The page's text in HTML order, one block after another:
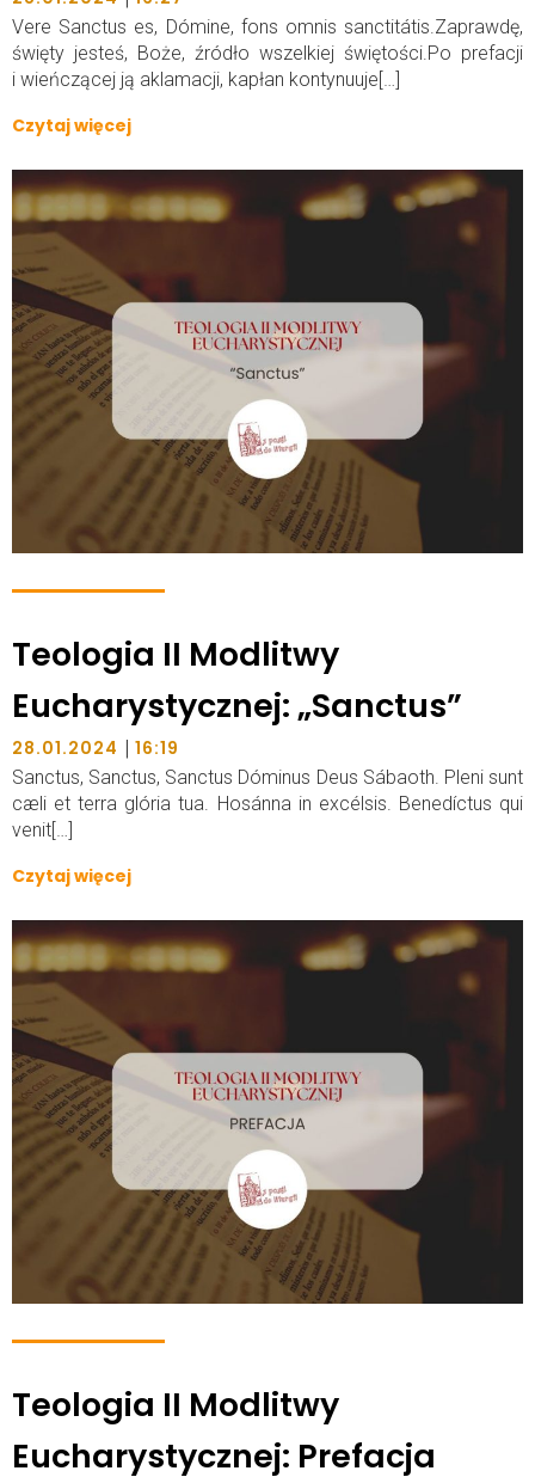
Vere Sanctus es, Dómine, fons omnis sanctitátis.Zaprawdę,
święty jesteś, Boże, źródło wszelkiej świętości.Po prefacji
i wieńczącej ją aklamacji, kapłan kontynuuje[…]
Czytaj więcej
Teologia II Modlitwy
Eucharystycznej: „Sanctus”
28.01.2024 | 16:19
Sanctus, Sanctus, Sanctus Dóminus Deus Sábaoth. Pleni sunt
cæli et terra glória tua. Hosánna in excélsis. Benedíctus qui
venit[…]
Czytaj więcej
Teologia II Modlitwy
Eucharystycznej: Prefacja